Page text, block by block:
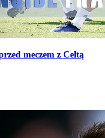
meczem z Celtą